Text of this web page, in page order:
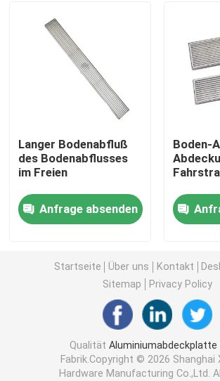
Trockenmauerzusätze
Bodenabflussabdeckung
Stahlluke
PVC-Abdeckplatte
Sprengring-Klammer
Stahldraht
Langer Bodenabfluß
des Bodenabflusses
im Freien
Anfrage absenden
Boden-
Startseite Über uns Kontakt
Sitemap
Privacy Policy
Qualität Aluminiumabdeckplatte
Fabrik.Copyright © 2026 Shanghai
Hardware Manufacturing Co.,Ltd.